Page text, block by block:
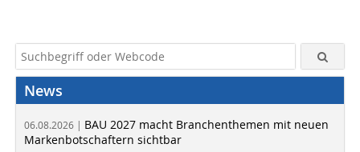
News
06.08.2026 | BAU 2027 macht Branchenthemen mit neuen
Markenbotschaftern sichtbar